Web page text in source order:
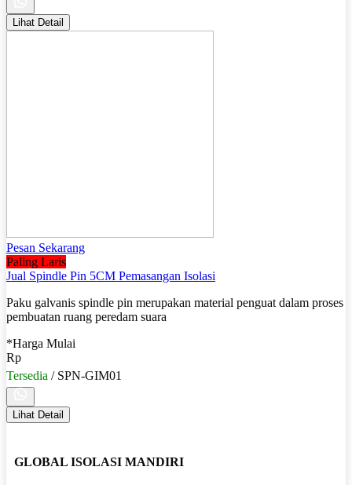
Lihat Detail
Pesan Sekarang
Paling Laris
Jual Spindle Pin 5CM Pemasangan Isolasi
Paku galvanis spindle pin merupakan material penguat dalam proses
pembuatan ruang peredam suara
*Harga Mulai
Rp
Tersedia / SPN-GIM01
Lihat Detail
GLOBAL ISOLASI MANDIRI